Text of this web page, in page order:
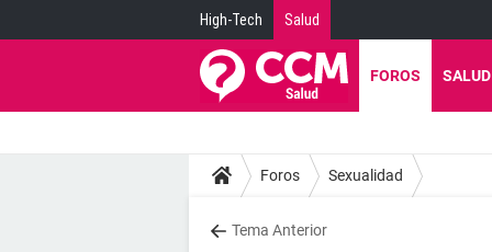
High-Tech Salud
FOROS SALUD
Foros Sexualidad
Tema Anterior